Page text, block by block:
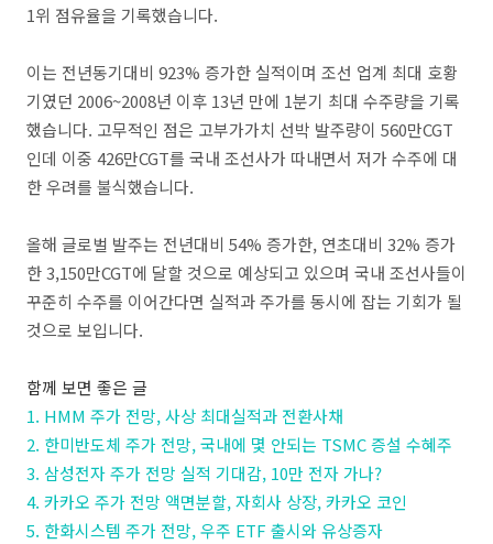
1위 점유율을 기록했습니다.
이는 전년동기대비 923% 증가한 실적이며 조선 업계 최대 호황
기였던 2006~2008년 이후 13년 만에 1분기 최대 수주량을 기록
했습니다. 고무적인 점은 고부가가치 선박 발주량이 560만CGT
인데 이중 426만CGT를 국내 조선사가 따내면서 저가 수주에 대
한 우려를 불식했습니다.
올해 글로벌 발주는 전년대비 54% 증가한, 연초대비 32% 증가
한 3,150만CGT에 달할 것으로 예상되고 있으며 국내 조선사들이
꾸준히 수주를 이어간다면 실적과 주가를 동시에 잡는 기회가 될
것으로 보입니다.
함께 보면 좋은 글
1. HMM 주가 전망, 사상 최대실적과 전환사채
2. 한미반도체 주가 전망, 국내에 몇 안되는 TSMC 증설 수혜주
3. 삼성전자 주가 전망 실적 기대감, 10만 전자 가나?
4. 카카오 주가 전망 액면분할, 자회사 상장, 카카오 코인
5. 한화시스템 주가 전망, 우주 ETF 출시와 유상증자